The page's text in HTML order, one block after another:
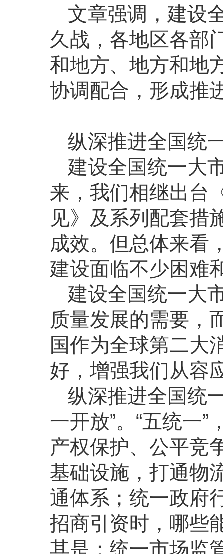
文章强调，建设
久战，各地区各部
和地方、地方和地
协调配合，形成推
纵深推进全国统
建设全国统一大
来，我们相继出台
见》及系列配套措
成效。但总体来看
建设面临不少困难
建设全国统一大
质量发展的需要，
国作为全球第二大
好，增强我们从容
纵深推进全国统
一开放”。“五统一
产权保护、公平竞
基础设施，打通物
通体系；统一政府
招商引资时，哪些
其是；统一市场监